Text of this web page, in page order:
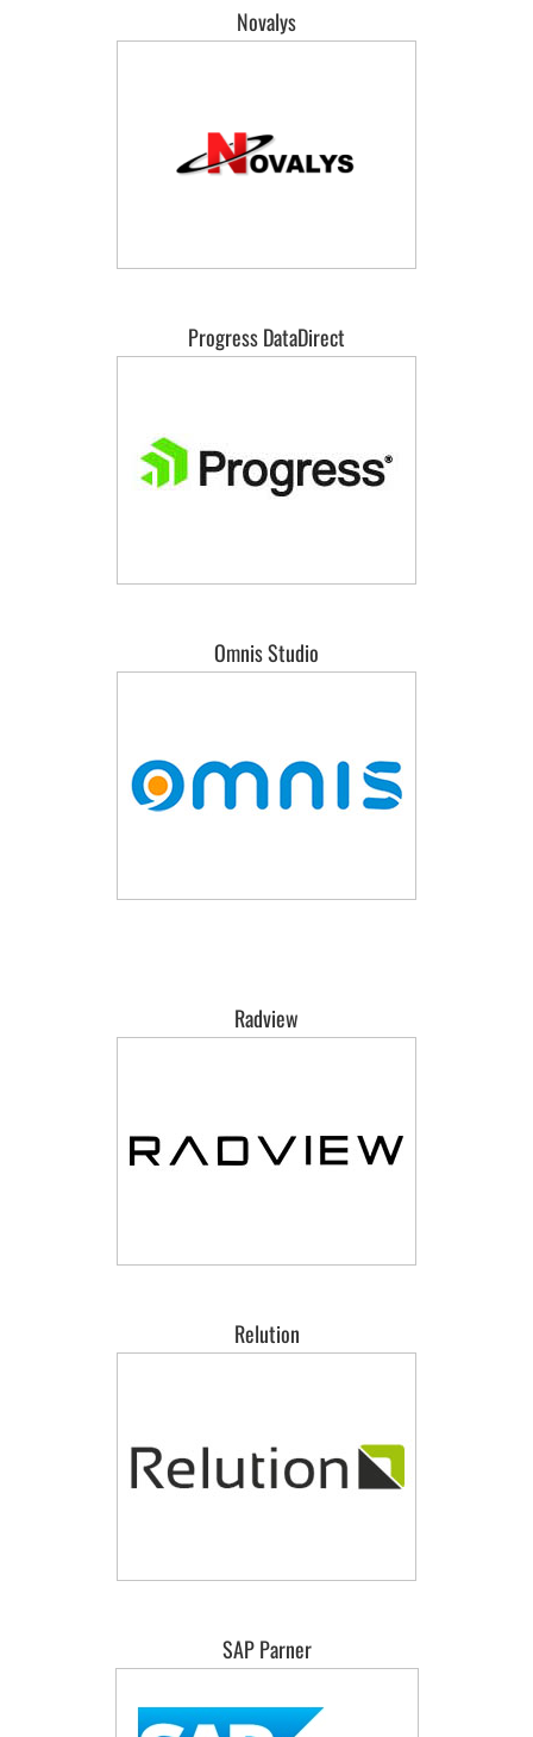
Novalys
Progress DataDirect
Omnis Studio
Radview
Relution
SAP Parner